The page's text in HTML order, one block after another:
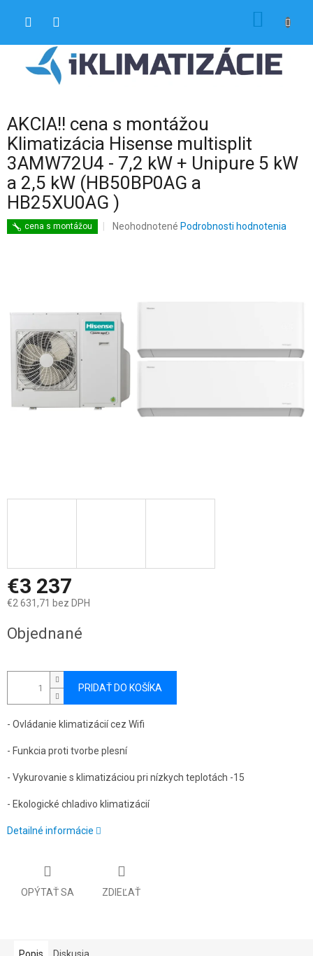
AKCIA!! cena s montážou
Klimatizácia Hisense multisplit
3AMW72U4 - 7,2 kW + Unipure 5 kW
a 2,5 kW (HB50BP0AG a
HB25XU0AG )
cena s montážou
Priemerné
hviezdičiek.
Neohodnotené Podrobnosti hodnotenia
€3 237
€2 631,71 bez DPH
cena:
Objednané
PRIDAŤ DO KOŠÍKA
- Ovládanie klimatizácií cez Wifi
- Funkcia proti tvorbe plesní
- Vykurovanie s klimatizáciou pri nízkych teplotách -15
- Ekologické chladivo klimatizácií
Detailné informácie
OPÝTAŤ SA ZDIEĽAŤ